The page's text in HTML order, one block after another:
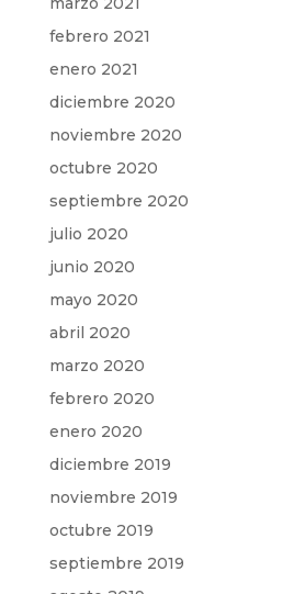
febrero 2021
enero 2021
diciembre 2020
noviembre 2020
octubre 2020
septiembre 2020
julio 2020
junio 2020
mayo 2020
abril 2020
marzo 2020
febrero 2020
enero 2020
diciembre 2019
noviembre 2019
octubre 2019
septiembre 2019